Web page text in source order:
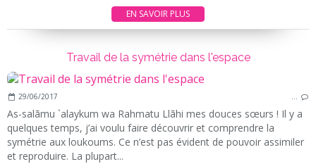
EN SAVOIR PLUS
Travail de la symétrie dans l'espace
29/06/2017 …
As-salãmu `alaykum wa Rahmatu Llãhi mes douces sœurs ! Il y a
quelques temps, j’ai voulu faire découvrir et comprendre la
symétrie aux loukoums. Ce n’est pas évident de pouvoir assimiler
et reproduire. La plupart...